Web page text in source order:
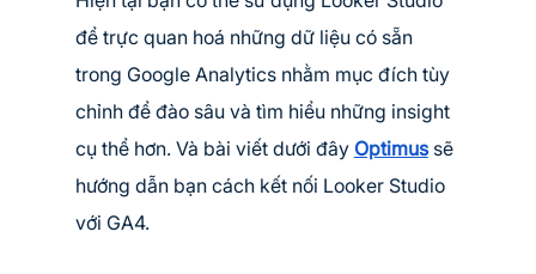
để trực quan hoá những dữ liệu có sẵn
trong Google Analytics nhằm mục đích tùy
chỉnh để đào sâu và tìm hiểu những insight
cụ thể hơn. Và bài viết dưới đây Optimus sẽ
hướng dẫn bạn cách kết nối Looker Studio
với GA4.